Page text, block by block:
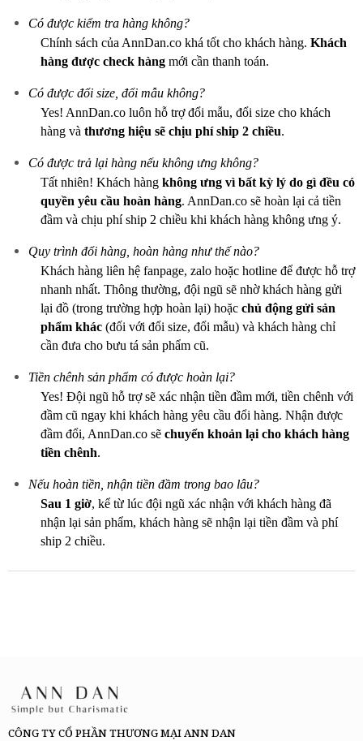
Có được kiểm tra hàng không?
Chính sách của AnnDan.co khá tốt cho khách hàng. Khách
hàng được check hàng mới cần thanh toán.
Có được đổi size, đổi mẫu không?
Yes! AnnDan.co luôn hỗ trợ đổi mẫu, đổi size cho khách
hàng và thương hiệu sẽ chịu phí ship 2 chiều.
Có được trả lại hàng nếu không ưng không?
Tất nhiên! Khách hàng không ưng vì bất kỳ lý do gì đều có
quyền yêu cầu hoàn hàng. AnnDan.co sẽ hoàn lại cả tiền
đầm và chịu phí ship 2 chiều khi khách hàng không ưng ý.
Quy trình đổi hàng, hoàn hàng như thế nào?
Khách hàng liên hệ fanpage, zalo hoặc hotline để được hỗ trợ
nhanh nhất. Thông thường, đội ngũ sẽ nhờ khách hàng gửi
lại đồ (trong trường hợp hoàn lại) hoặc chủ động gửi sản
phẩm khác (đối với đổi size, đổi mẫu) và khách hàng chỉ
cần đưa cho bưu tá sản phẩm cũ.
Tiền chênh sản phẩm có được hoàn lại?
Yes! Đội ngũ hỗ trợ sẽ xác nhận tiền đầm mới, tiền chênh với
đầm cũ ngay khi khách hàng yêu cầu đổi hàng. Nhận được
đầm đổi, AnnDan.co sẽ chuyển khoản lại cho khách hàng
tiền chênh.
Nếu hoàn tiền, nhận tiền đầm trong bao lâu?
Sau 1 giờ, kể từ lúc đội ngũ xác nhận với khách hàng đã
nhận lại sản phẩm, khách hàng sẽ nhận lại tiền đầm và phí
ship 2 chiều.
CÔNG TY CỔ PHẦN THƯƠNG MẠI ANN DAN